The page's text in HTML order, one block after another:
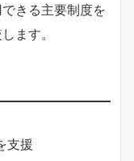
きる主要制度を
ます。
支援